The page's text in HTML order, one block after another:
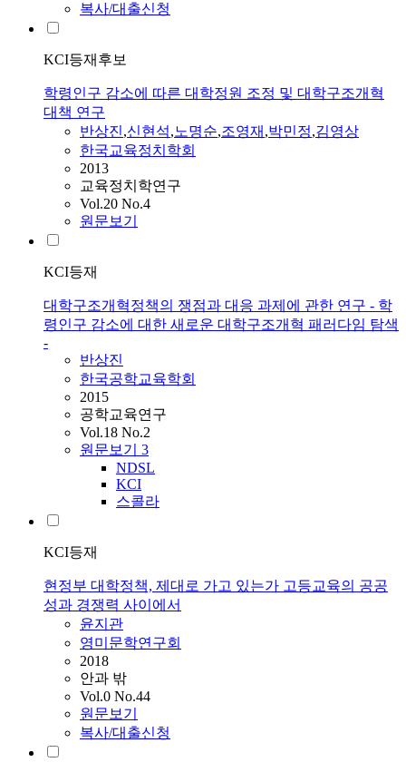
복사/대출신청
KCI등재후보
학령인구 감소에 따른 대학정원 조정 및 대학구조개혁
대책 연구
반상진,신현석,노명순,조영재 ,박민정,김영상
한국교육정치학회
2013
교육정치학연구
Vol.20 No.4
원문보기
KCI등재
대학구조개혁정책의 쟁점과 대응 과제에 관한 연구 - 학
령인구 감소에 대한 새로운 대학구조개혁 패러다임 탐색
-
반상진
한국공학교육학회
2015
공학교육연구
Vol.18 No.2
원문보기 3
NDSL
KCI
스콜라
KCI등재
현정부 대학정책, 제대로 가고 있는가 고등교육의 공공
성과 경쟁력 사이에서
윤지관
영미문학연구회
2018
안과 밖
Vol.0 No.44
원문보기
복사/대출신청